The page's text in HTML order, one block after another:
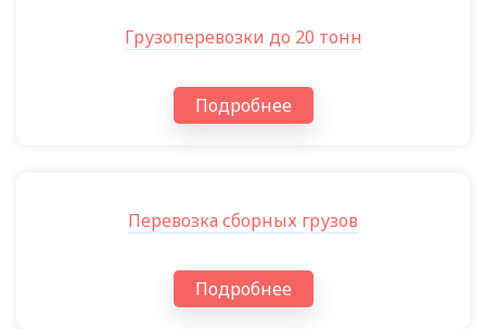
Грузоперевозки до 20 тонн
Подробнее
Перевозка сборных грузов
Подробнее